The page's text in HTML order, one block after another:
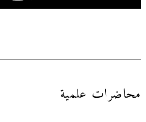
محاضرات علمية